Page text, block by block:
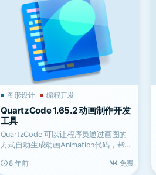
图形设计 编程开发
QuartzCode 1.65.2 动画制作开发
工具
QuartzCode 可以让程序员通过画图的
方式自动生成动画Animation代码，帮助
8 年前
免费